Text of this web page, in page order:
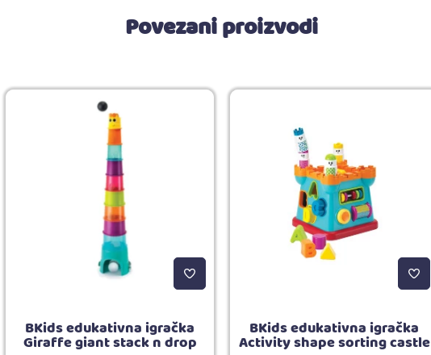
Povezani proizvodi
BKids edukativna igračka
Giraffe giant stack n drop
BKids edukativna igračka
Activity shape sorting castle